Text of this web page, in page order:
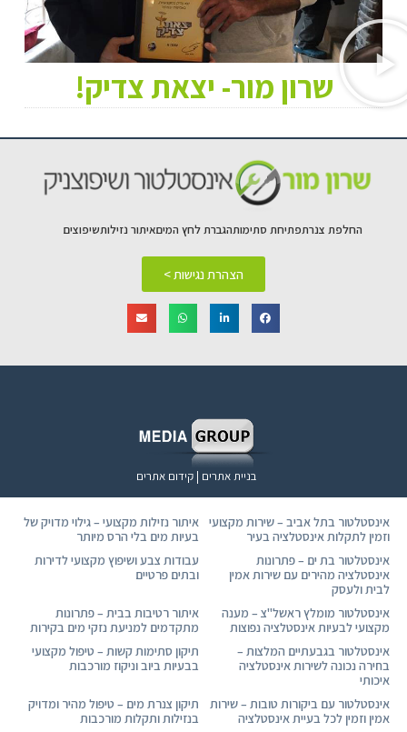
שרון מור- יצאת צדיק!
החלפת צנרתפתיחת סתימותהגברת לחץ המיםאיתור נזילותשיפוצים
הצהרת נגישות >
בניית אתרים | קידום אתרים
אינסטלטור בתל אביב – שירות מקצועי
וזמין לתקלות אינסטלציה בעיר
איתור נזילות מקצועי – גילוי מדויק של
בעיות מים בלי הרס מיותר
אינסטלטור בת ים – פתרונות
אינסטלציה מהירים עם שירות אמין
לבית ולעסק
עבודות צבע ושיפוץ מקצועי לדירות
ובתים פרטיים
אינסטלטור מומלץ ראשל"צ – מענה
מקצועי לבעיות אינסטלציה נפוצות
איתור רטיבות בבית – פתרונות
מתקדמים למניעת נזקי מים בקירות
אינסטלטור בגבעתיים המלצות –
בחירה נכונה לשירות אינסטלציה
איכותי
תיקון סתימות קשות – טיפול מקצועי
בבעיות ביוב וניקוז מורכבות
אינסטלטור עם ביקורות טובות – שירות
אמין וזמין לכל בעיית אינסטלציה
תיקון צנרת מים – טיפול מהיר ומדויק
בנזילות ותקלות מורכבות